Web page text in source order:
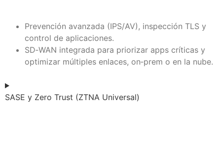
Prevención avanzada (IPS/AV), inspección TLS y
control de aplicaciones.
SD‑WAN integrada para priorizar apps críticas y
optimizar múltiples enlaces, on‑prem o en la nube.
SASE y Zero Trust (ZTNA Universal)